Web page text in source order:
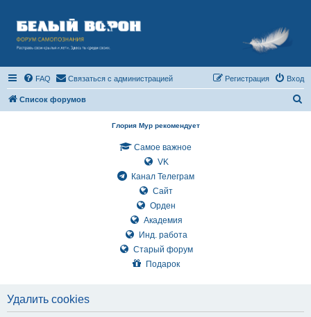
FAQ Связаться с администрацией Вход
Регистрация
Список форумов
Глория Мур рекомендует
Самое важное
VK
Канал Телеграм
Сайт
Орден
Академия
Инд. работа
Старый форум
Подарок
Удалить cookies